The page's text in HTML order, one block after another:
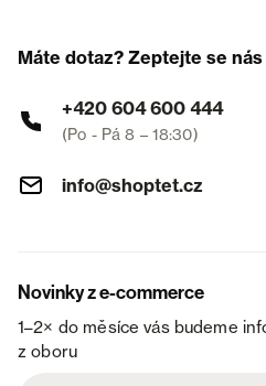
Máte dotaz? Zeptejte se nás
+420 604 600 444
(Po - Pá 8 – 18:30)
info@shoptet.cz
Novinky z e-commerce
1–2× do měsíce vás budeme
z oboru